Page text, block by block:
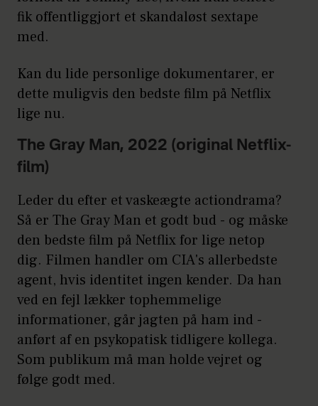
fik offentliggjort et skandaløst sextape
med.
Kan du lide personlige dokumentarer, er
dette muligvis den bedste film på Netflix
lige nu.
The Gray Man, 2022 (original Netflix-
film)
Leder du efter et vaskeægte actiondrama?
Så er The Gray Man et godt bud - og måske
den bedste film på Netflix for lige netop
dig. Filmen handler om CIA's allerbedste
agent, hvis identitet ingen kender. Da han
ved en fejl lækker tophemmelige
informationer, går jagten på ham ind -
anført af en psykopatisk tidligere kollega.
Som publikum må man holde vejret og
følge godt med.